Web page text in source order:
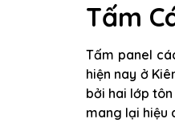
Tấm
Tấm panel
hiện nay ở
bởi hai lớp
mang lại hiệu